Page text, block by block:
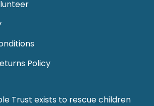
Policy
Trust exists to rescue children